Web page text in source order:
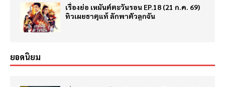
เรื่องย่อ เหมันต์ตะวันรอน EP.18 (21 ก.ค. 69)
ทิวเผยธาตุแท้ ลักพาตัวลูกจัน
ยอดนิยม